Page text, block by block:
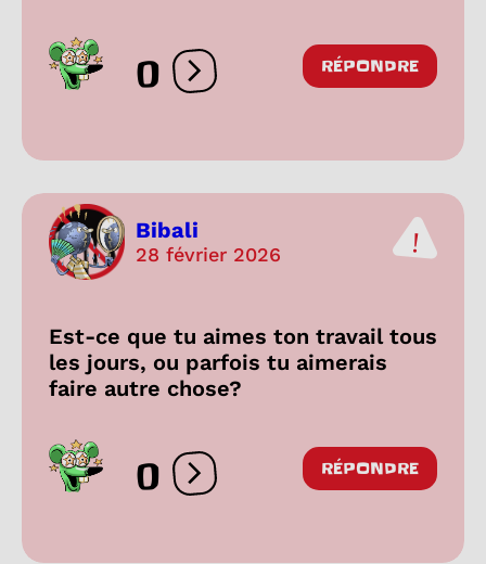
0 Ouvrir les réactions
RÉPONDRE
Bibali
28 février 2026
Est-ce que tu aimes ton travail tous
les jours, ou parfois tu aimerais
faire autre chose?
0 Ouvrir les réactions
RÉPONDRE